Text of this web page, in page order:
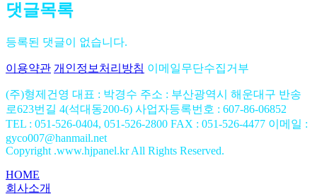
댓글목록
등록된 댓글이 없습니다.
이용약관 개인정보처리방침 이메일무단수집거부
(주)형제건영 대표 : 박경수 주소 : 부산광역시 해운대구 반송
로623번길 4(석대동200-6) 사업자등록번호 : 607-86-06852
TEL : 051-526-0404, 051-526-2800 FAX : 051-526-4477 이메일 :
gyco007@hanmail.net
Copyright .www.hjpanel.kr All Rights Reserved.
HOME
회사소개